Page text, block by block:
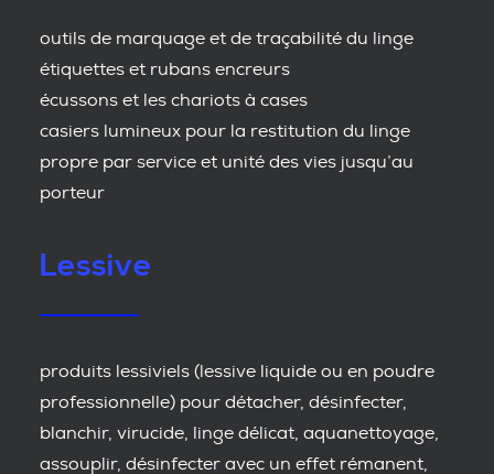
outils de marquage et de traçabilité du linge
étiquettes et rubans encreurs
écussons et les chariots à cases
casiers lumineux pour la restitution du linge
propre par service et unité des vies jusqu’au
porteur
Lessive
produits lessiviels (lessive liquide ou en poudre
professionnelle) pour détacher, désinfecter,
blanchir, virucide, linge délicat, aquanettoyage,
assouplir, désinfecter avec un effet rémanent,